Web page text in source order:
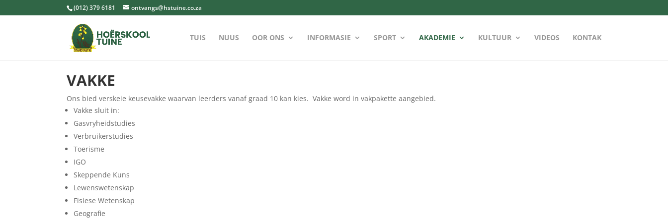
(012) 379 6181 ontvangs@hstuine.co.za
TUIS NUUS OOR ONS INFORMASIE SPORT AKADEMIE KULTUUR VIDEOS KONTAK
VAKKE
Ons bied verskeie keusevakke waarvan leerders vanaf graad 10 kan kies. Vakke word in vakpakette aangebied.
Vakke sluit in:
Gasvryheidstudies
Verbruikerstudies
Toerisme
IGO
Skeppende Kuns
Lewenswetenskap
Fisiese Wetenskap
Geografie